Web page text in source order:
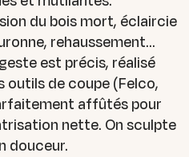
du bois mort, éclaircie
rehaussement...
est précis, réalisé
outils de coupe (Felco,
affûtés pour
nette. On sculpte
douceur.